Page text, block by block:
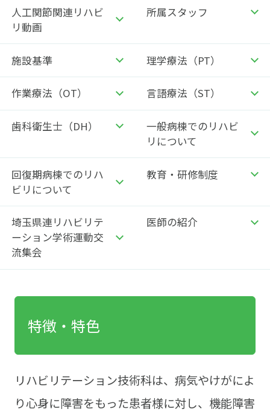
人工関節関連リハビ
リ動画
所属スタッフ
施設基準 理学療法（PT）
作業療法（OT） 言語療法（ST）
歯科衛生士（DH） 一般病棟でのリハビ
リについて
回復期病棟でのリハ
ビリについて
教育・研修制度
埼玉県連リハビリテ
ーション学術運動交
流集会
医師の紹介
特徴・特色
リハビリテーション技術科は、病気やけがによ
り心身に障害をもった患者様に対し、機能障害